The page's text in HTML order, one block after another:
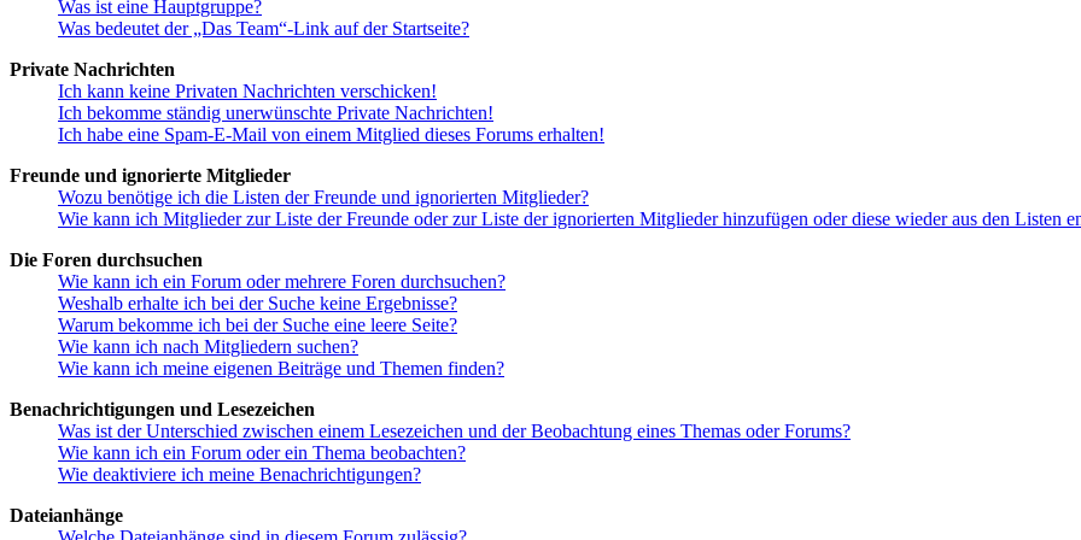
Was ist eine Hauptgruppe?
Was bedeutet der „Das Team“-Link auf der Startseite?
Private Nachrichten
Ich kann keine Privaten Nachrichten verschicken!
Ich bekomme ständig unerwünschte Private Nachrichten!
Ich habe eine Spam-E-Mail von einem Mitglied dieses Forums erhalten!
Freunde und ignorierte Mitglieder
Wozu benötige ich die Listen der Freunde und ignorierten Mitglieder?
Wie kann ich Mitglieder zur Liste der Freunde oder zur Liste der ignorierten Mitglieder hinzufügen oder diese wieder aus den Listen
Die Foren durchsuchen
Wie kann ich ein Forum oder mehrere Foren durchsuchen?
Weshalb erhalte ich bei der Suche keine Ergebnisse?
Warum bekomme ich bei der Suche eine leere Seite?
Wie kann ich nach Mitgliedern suchen?
Wie kann ich meine eigenen Beiträge und Themen finden?
Benachrichtigungen und Lesezeichen
Was ist der Unterschied zwischen einem Lesezeichen und der Beobachtung eines Themas oder Forums?
Wie kann ich ein Forum oder ein Thema beobachten?
Wie deaktiviere ich meine Benachrichtigungen?
Dateianhänge